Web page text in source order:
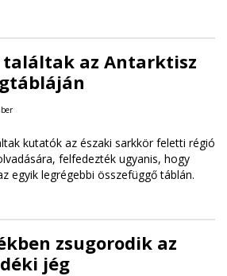
az Antarktisz
kutatók az északi sarkkör feletti régió
felfedezték ugyanis, hogy
egyik legrégebbi összefüggő táblán.
zsugorodik az
jég